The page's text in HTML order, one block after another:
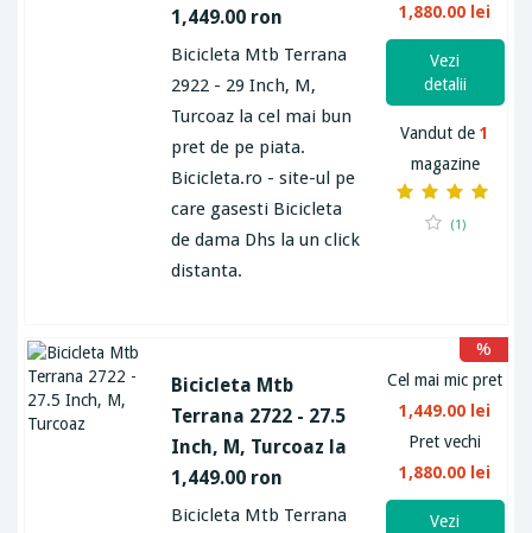
1,449.00 ron
Bicicleta Mtb Terrana
2922 - 29 Inch, M,
Turcoaz la cel mai bun
pret de pe piata.
Bicicleta.ro - site-ul pe
care gasesti Bicicleta
de dama Dhs la un click
distanta.
1,880.00 lei
Vezi
detalii
Vandut de1
magazine
(1)
Bicicleta Mtb
Terrana 2722 - 27.5
Inch, M, Turcoaz la
1,449.00 ron
Bicicleta Mtb Terrana
Cel mai mic pret
1,449.00 lei
Pret vechi
1,880.00 lei
%
Vezi